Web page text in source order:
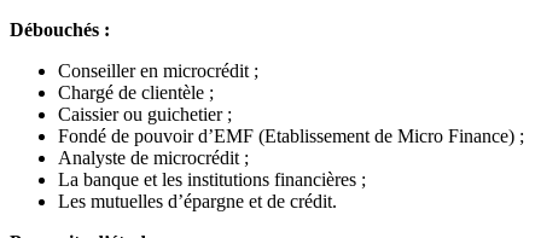
Débouchés :
Conseiller en microcrédit ;
Chargé de clientèle ;
Caissier ou guichetier ;
Fondé de pouvoir d’EMF (Etablissement de Micro Finance) ;
Analyste de microcrédit ;
La banque et les institutions financières ;
Les mutuelles d’épargne et de crédit.